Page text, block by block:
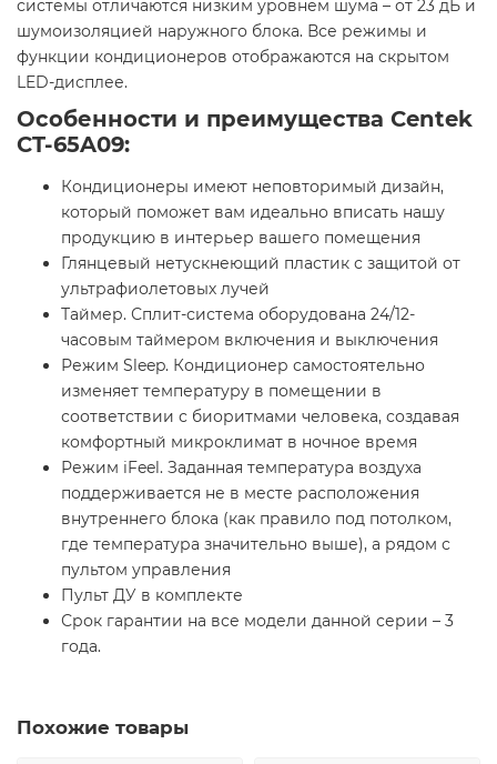
системы отличаются низким уровнем шума – от 23 дБ и
шумоизоляцией наружного блока. Все режимы и
функции кондиционеров отображаются на скрытом
LED-дисплее.
Особенности и преимущества Centek
CT-65A09:
Кондиционеры имеют неповторимый дизайн,
который поможет вам идеально вписать нашу
продукцию в интерьер вашего помещения
Глянцевый нетускнеющий пластик с защитой от
ультрафиолетовых лучей
Таймер. Сплит-система оборудована 24/12-
часовым таймером включения и выключения
Режим Sleep. Кондиционер самостоятельно
изменяет температуру в помещении в
соответствии с биоритмами человека, создавая
комфортный микроклимат в ночное время
Режим iFeel. Заданная температура воздуха
поддерживается не в месте расположения
внутреннего блока (как правило под потолком,
где температура значительно выше), а рядом с
пультом управления
Пульт ДУ в комплекте
Срок гарантии на все модели данной серии – 3
года.
Похожие товары